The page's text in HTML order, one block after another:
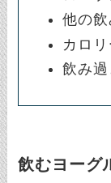
他の
カロ
飲み過
飲むヨーグ